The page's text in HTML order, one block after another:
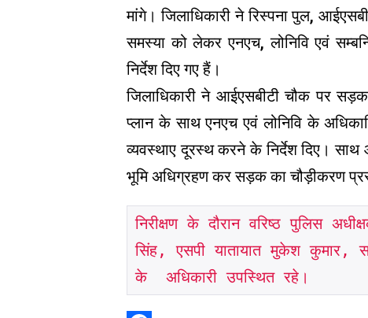
मांगे। जिलाधिकारी ने रिस्पना पुल,
समस्या को लेकर एनएच, लोनिवि एवं
निर्देश दिए गए हैं।
जिलाधिकारी ने आईएसबीटी चौक पर
प्लान के साथ एनएच एवं लोनिवि के
व्यवस्थाए दूरस्थ करने के निर्देश दिए।
भूमि अधिग्रहण कर सड़क का चौड़ीकरण
निरीक्षण के दौरान वरिष्ठ पुलिस
सिंह, एसपी यातायात मुकेश कुमार,
के  अधिकारी उपस्थित रहे।